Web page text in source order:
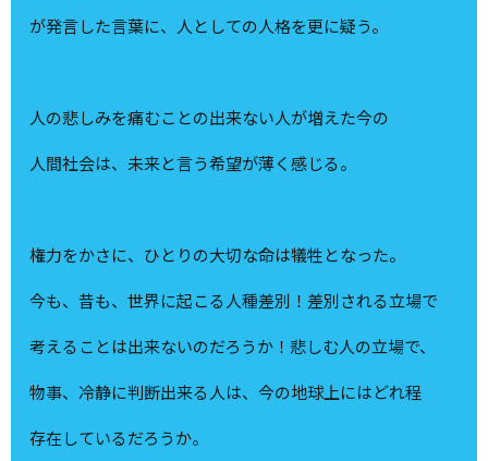
が発言した言葉に、人としての人格を更に疑う。
人の悲しみを痛むことの出来ない人が増えた今の
人間社会は、未来と言う希望が薄く感じる。
権力をかさに、ひとりの大切な命は犠牲となった。
今も、昔も、世界に起こる人種差別！差別される立場で
考えることは出来ないのだろうか！悲しむ人の立場で、
物事、冷静に判断出来る人は、今の地球上にはどれ程
存在しているだろうか。